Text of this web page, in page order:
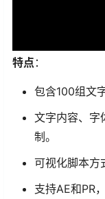
特点 ：
包含100组文
文字内容、字
制。
可视化脚本方
支持AE和PR